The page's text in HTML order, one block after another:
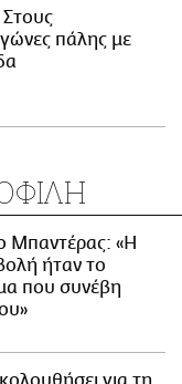
Στους
πάλης με
Μπαντέρας: «Η
ήταν το
που συνέβη